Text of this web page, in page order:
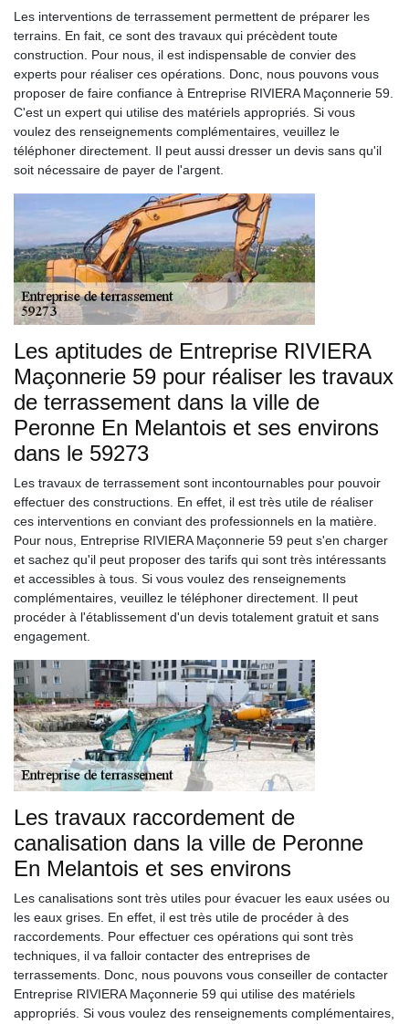
Les interventions de terrassement permettent de préparer les
terrains. En fait, ce sont des travaux qui précèdent toute
construction. Pour nous, il est indispensable de convier des
experts pour réaliser ces opérations. Donc, nous pouvons vous
proposer de faire confiance à Entreprise RIVIERA Maçonnerie 59.
C'est un expert qui utilise des matériels appropriés. Si vous
voulez des renseignements complémentaires, veuillez le
téléphoner directement. Il peut aussi dresser un devis sans qu'il
soit nécessaire de payer de l'argent.
Les aptitudes de Entreprise RIVIERA
Maçonnerie 59 pour réaliser les travaux
de terrassement dans la ville de
Peronne En Melantois et ses environs
dans le 59273
Les travaux de terrassement sont incontournables pour pouvoir
effectuer des constructions. En effet, il est très utile de réaliser
ces interventions en conviant des professionnels en la matière.
Pour nous, Entreprise RIVIERA Maçonnerie 59 peut s'en charger
et sachez qu'il peut proposer des tarifs qui sont très intéressants
et accessibles à tous. Si vous voulez des renseignements
complémentaires, veuillez le téléphoner directement. Il peut
procéder à l'établissement d'un devis totalement gratuit et sans
engagement.
Les travaux raccordement de
canalisation dans la ville de Peronne
En Melantois et ses environs
Les canalisations sont très utiles pour évacuer les eaux usées ou
les eaux grises. En effet, il est très utile de procéder à des
raccordements. Pour effectuer ces opérations qui sont très
techniques, il va falloir contacter des entreprises de
terrassements. Donc, nous pouvons vous conseiller de contacter
Entreprise RIVIERA Maçonnerie 59 qui utilise des matériels
appropriés. Si vous voulez des renseignements complémentaires,